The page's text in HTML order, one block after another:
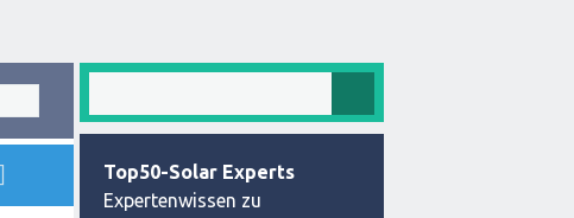
Top50-Solar Experts
Expertenwissen zu